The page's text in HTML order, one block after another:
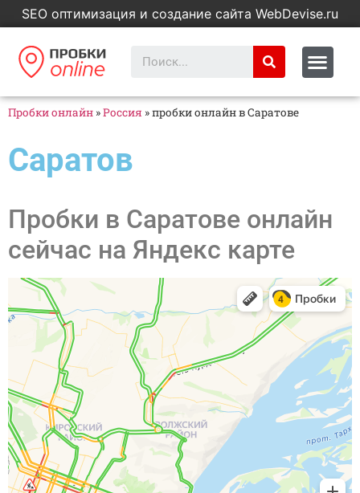
SEO оптимизация и создание сайта WebDevise.ru
Пробки онлайн »Россия »пробки онлайн в Саратове
Саратов
Пробки в Саратове онлайн
сейчас на Яндекс карте